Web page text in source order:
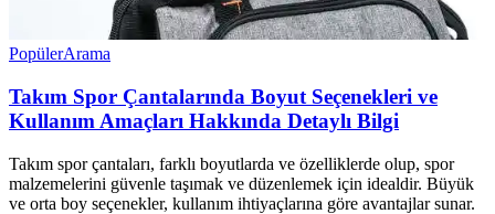
PopülerArama
Takım Spor Çantalarında Boyut Seçenekleri ve
Kullanım Amaçları Hakkında Detaylı Bilgi
Takım spor çantaları, farklı boyutlarda ve özelliklerde olup, spor
malzemelerini güvenle taşımak ve düzenlemek için idealdir. Büyük
ve orta boy seçenekler, kullanım ihtiyaçlarına göre avantajlar sunar.